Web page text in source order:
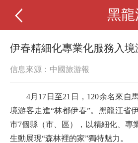
黑龍
伊春精細化專業化服務入境
信息來源：中國旅游報
4月17日至21日，120余名來自
境游客走進“林都伊春”。黑龍江省
市7個縣（市、區），以精細化、專
生動展現“森林裡的家”獨特魅力。